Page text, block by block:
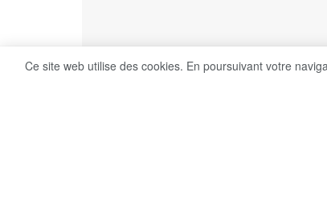
Ce site web utilise des cookies. En poursuivant votre